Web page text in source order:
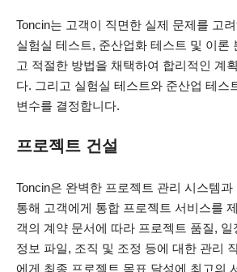
Toncin는 고객이 직면한 실제 문제를 고
실험실 테스트, 준산업화 테스트 및 이론
고 적절한 방법을 채택하여 합리적인 계
다. 그리고 실험실 테스트와 준산업 테스
변수를 결정합니다.
프로젝트 건설
Toncin은 완벽한 프로젝트 관리 시스템
통해 고객에게 통합 프로젝트 서비스를
객의 계약 문서에 따라 프로젝트 품질, 일
정보 파일, 조직 및 조정 등에 대한 관리
에게 최종 프로젝트 목표 달성에 최고의